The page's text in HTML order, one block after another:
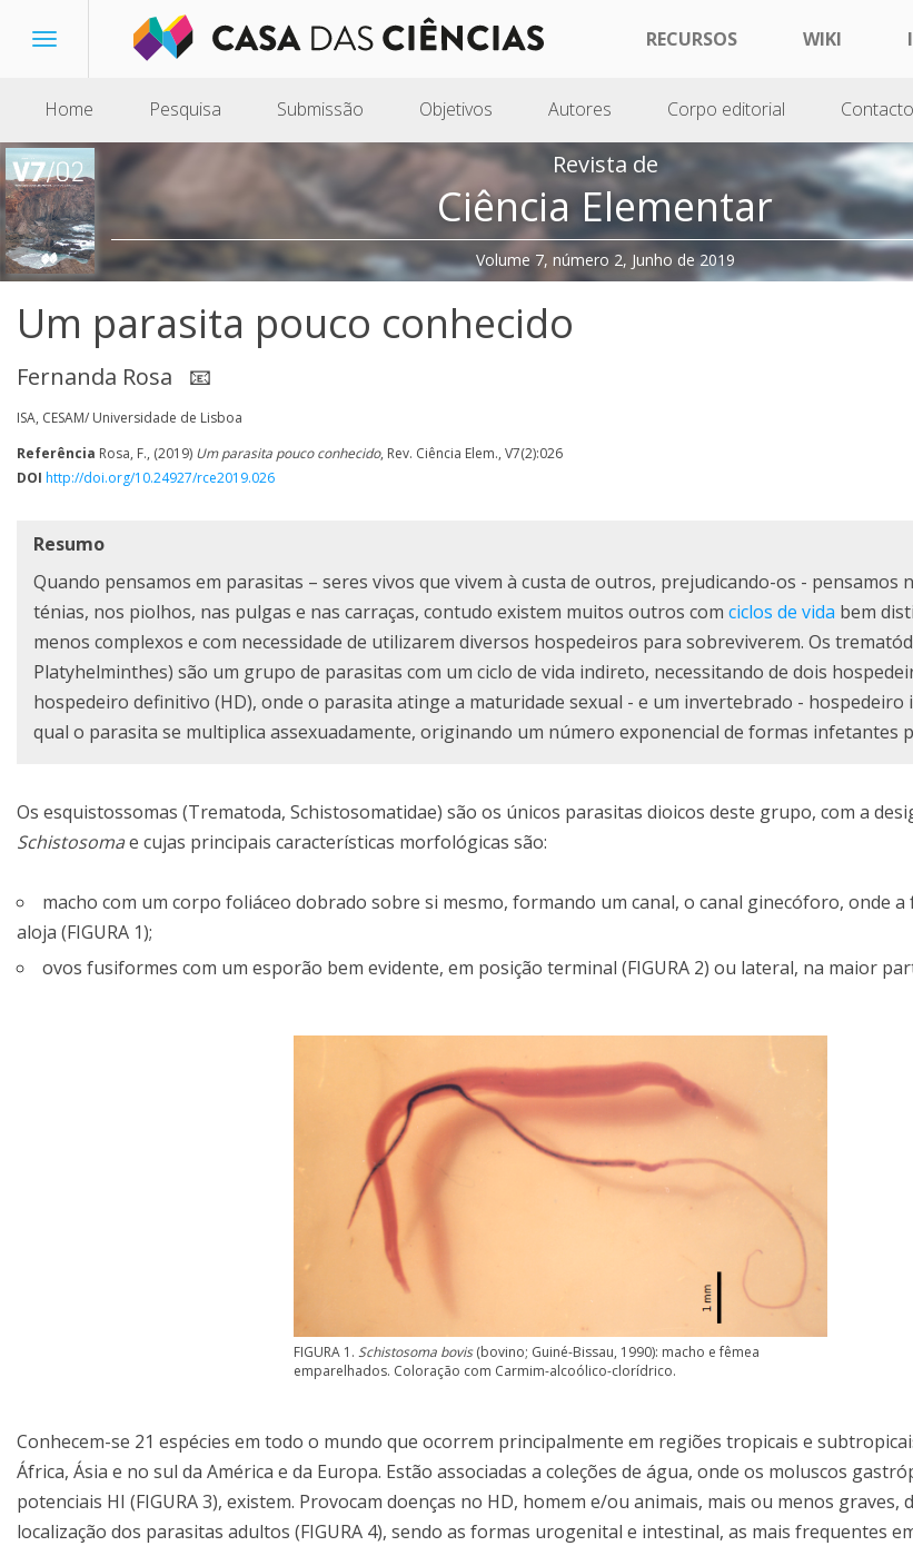
Toggle
RECURSOS WIKI
Home Pesquisa Submissão Objetivos Autores Corpo editorial Contacto
Revista de
Ciência Elementar
Volume 7, número 2, Junho de 2019
Um parasita pouco conhecido
Fernanda Rosa 📧
ISA, CESAM/ Universidade de Lisboa
Referência Rosa, F., (2019) Um parasita pouco conhecido, Rev. Ciência Elem., V7(2):026
DOI http://doi.org/10.24927/rce2019.026
Resumo
Quando pensamos em parasitas – seres vivos que vivem à custa de outros, prejudicando-os - pensamos
ténias, nos piolhos, nas pulgas e nas carraças, contudo existem muitos outros com ciclos de vida bem
menos complexos e com necessidade de utilizarem diversos hospedeiros para sobreviverem. Os
Platyhelminthes) são um grupo de parasitas com um ciclo de vida indireto, necessitando de dois
hospedeiro definitivo (HD), onde o parasita atinge a maturidade sexual - e um invertebrado - hospedeiro
qual o parasita se multiplica assexuadamente, originando um número exponencial de formas infetantes
Os esquistossomas (Trematoda, Schistosomatidae) são os únicos parasitas dioicos deste grupo, com a
Schistosomae cujas principais características morfológicas são:
macho com um corpo foliáceo dobrado sobre si mesmo, formando um canal, o canal ginecóforo, onde a
aloja (FIGURA 1);
ovos fusiformes com um esporão bem evidente, em posição terminal (FIGURA 2) ou lateral, na maior
FIGURA 1. Schistosoma bovis(bovino; Guiné-Bissau, 1990): macho e fêmea
emparelhados. Coloração com Carmim-alcoólico-clorídrico.
Conhecem-se 21 espécies em todo o mundo que ocorrem principalmente em regiões tropicais e
África, Ásia e no sul da América e da Europa. Estão associadas a coleções de água, onde os moluscos
potenciais HI (FIGURA 3), existem. Provocam doenças no HD, homem e/ou animais, mais ou menos graves,
localização dos parasitas adultos (FIGURA 4), sendo as formas urogenital e intestinal, as mais frequentes